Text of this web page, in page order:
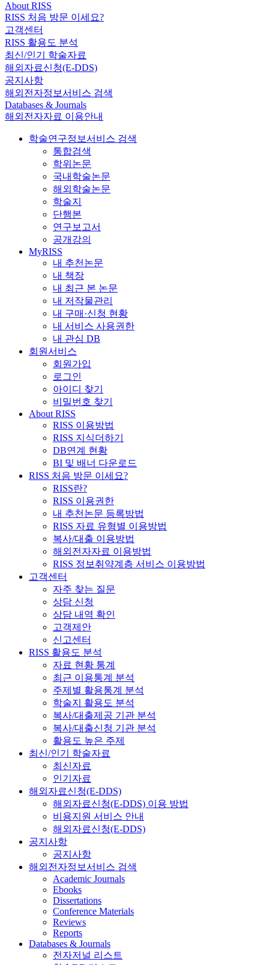
About RISS
RISS 처음 방문 이세요?
고객센터
RISS 활용도 분석
최신/인기 학술자료
해외자료신청(E-DDS)
공지사항
해외전자정보서비스 검색
Databases & Journals
해외전자자료 이용안내
학술연구정보서비스 검색
통합검색
학위논문
국내학술논문
해외학술논문
학술지
단행본
연구보고서
공개강의
MyRISS
내 추천논문
내 책장
내 최근 본 논문
내 저작물관리
내 구매·신청 현황
내 서비스 사용권한
내 관심 DB
회원서비스
회원가입
로그인
아이디 찾기
비밀번호 찾기
About RISS
RISS 이용방법
RISS 지식더하기
DB연계 현황
BI 및 배너 다운로드
RISS 처음 방문 이세요?
RISS란?
RISS 이용권한
내 추천논문 등록방법
RISS 자료 유형별 이용방법
복사/대출 이용방법
해외전자자료 이용방법
RISS 정보취약계층 서비스 이용방법
고객센터
자주 찾는 질문
상담 신청
상담 내역 확인
고객제안
신고센터
RISS 활용도 분석
자료 현황 통계
최근 이용통계 분석
주제별 활용통계 분석
학술지 활용도 분석
복사/대출제공 기관 분석
복사/대출신청 기관 분석
활용도 높은 주제
최신/인기 학술자료
최신자료
인기자료
해외자료신청(E-DDS)
해외자료신청(E-DDS) 이용 방법
비용지원 서비스 안내
해외자료신청(E-DDS)
공지사항
공지사항
해외전자정보서비스 검색
Academic Journals
Ebooks
Dissertations
Conference Materials
Reviews
Reports
Databases & Journals
전자저널 리스트